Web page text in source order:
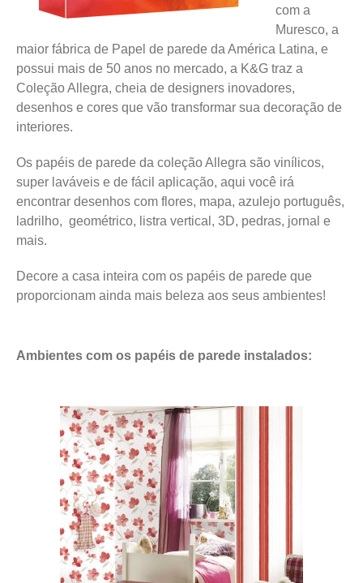
com a
Muresco, a
maior fábrica de Papel de parede da América Latina, e
possui mais de 50 anos no mercado, a K&G traz a
Coleção Allegra, cheia de designers inovadores,
desenhos e cores que vão transformar sua decoração de
interiores.
Os papéis de parede da coleção Allegra são vinílicos,
super laváveis e de fácil aplicação, aqui você irá
encontrar desenhos com flores, mapa, azulejo português,
ladrilho, geométrico, listra vertical, 3D, pedras, jornal e
mais.
Decore a casa inteira com os papéis de parede que
proporcionam ainda mais beleza aos seus ambientes!
Ambientes com os papéis de parede instalados: